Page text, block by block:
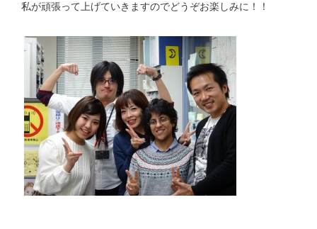
私が頑張って上げていきますのでどうぞお楽しみに！！